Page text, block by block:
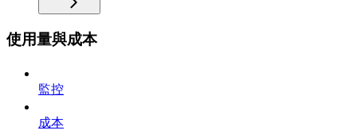
使用量與成本
監控
成本